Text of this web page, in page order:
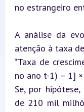
no estrangeiro
A análise da
atenção à taxa
*Taxa de
no ano t-1) – 1]
Se, por
de 210 mil